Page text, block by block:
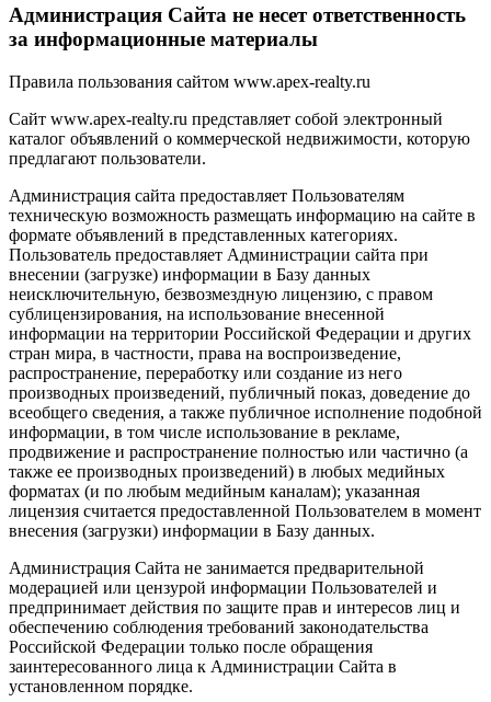
Администрация Сайта не несет ответственность
за информационные материалы
Правила пользования сайтом www.apex-realty.ru
Сайт www.apex-realty.ru представляет собой электронный
каталог объявлений о коммерческой недвижимости, которую
предлагают пользователи.
Администрация сайта предоставляет Пользователям
техническую возможность размещать информацию на сайте в
формате объявлений в представленных категориях.
Пользователь предоставляет Администрации сайта при
внесении (загрузке) информации в Базу данных
неисключительную, безвозмездную лицензию, с правом
сублицензирования, на использование внесенной
информации на территории Российской Федерации и других
стран мира, в частности, права на воспроизведение,
распространение, переработку или создание из него
производных произведений, публичный показ, доведение до
всеобщего сведения, а также публичное исполнение подобной
информации, в том числе использование в рекламе,
продвижение и распространение полностью или частично (а
также ее производных произведений) в любых медийных
форматах (и по любым медийным каналам); указанная
лицензия считается предоставленной Пользователем в момент
внесения (загрузки) информации в Базу данных.
Администрация Сайта не занимается предварительной
модерацией или цензурой информации Пользователей и
предпринимает действия по защите прав и интересов лиц и
обеспечению соблюдения требований законодательства
Российской Федерации только после обращения
заинтересованного лица к Администрации Сайта в
установленном порядке.